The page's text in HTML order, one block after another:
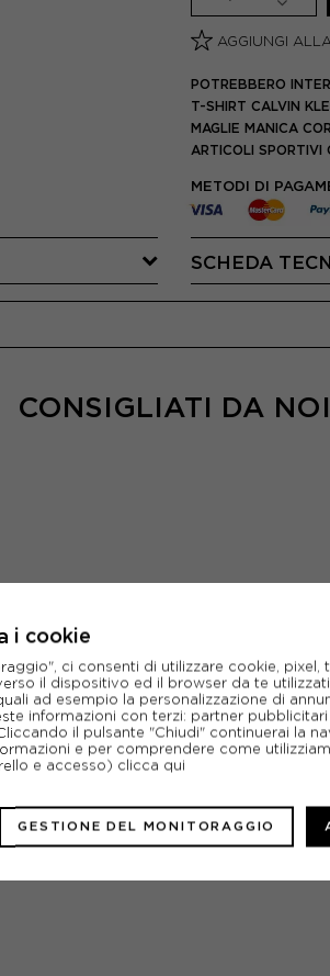
AGGIUNGI
POTREBBERO
T-SHIRT CALVIN
MAGLIE MANICA
ARTICOLI SPORTIVI
METODI DI
SCHEDA
CONSIGLIATI DA NOI
i cookie
ci consenti di utilizzare cookie, pixel,
il dispositivo ed il browser da te
ad esempio la personalizzazione di
informazioni con terzi: partner
il pulsante "Chiudi" continuerai la
e per comprendere come
e accesso) clicca qui
GESTIONE DEL MONITORAGGIO